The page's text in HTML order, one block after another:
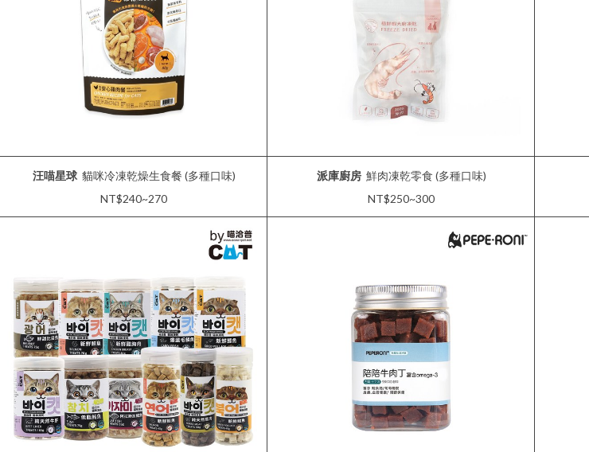
汪喵星球 貓咪冷凍乾燥生食餐 (多種口味)
NT$240~270
派庫廚房 鮮肉凍乾零食 (多種口味)
NT$250~300